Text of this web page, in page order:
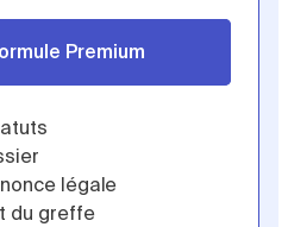
Premium
légale
du greffe